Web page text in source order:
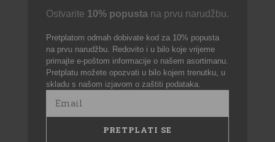
Ostvarite 10% popustana prvu narudžbu.
Pretplatom odmah dobivate kod za 10% popusta
na prvu narudžbu. Redovito i u bilo koje vrijeme
primajte e-poštom informacije o našem asortimanu.
Pretplatu možete opozvati u bilo kojem trenutku, u
skladu s našom izjavom o zaštiti podataka.